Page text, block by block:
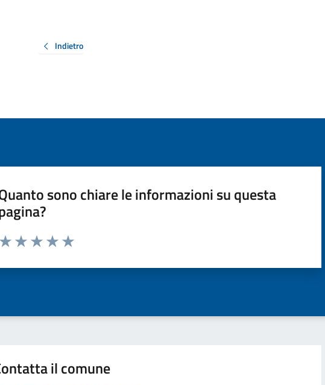
Indietro
sono chiare le informazioni su questa
Valuta da 1 a 5 stelle la pagina
il comune